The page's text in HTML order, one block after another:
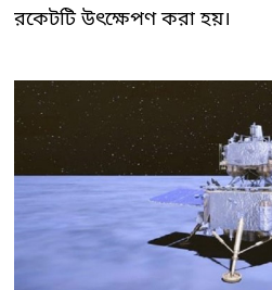
রকেটটি উৎক্ষেপণ করা হয়।